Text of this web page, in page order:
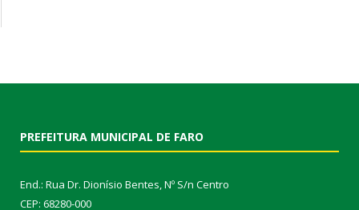
PREFEITURA MUNICIPAL DE FARO
End.: Rua Dr. Dionísio Bentes, Nº S/n Centro
CEP: 68280-000